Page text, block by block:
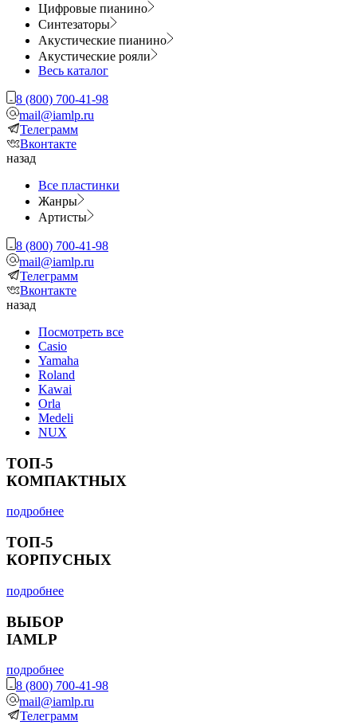
Цифровые пианино
Синтезаторы
Акустические пианино
Акустические рояли
Весь каталог
8 (800) 700-41-98
mail@iamlp.ru
Телеграмм
Вконтакте
назад
Все пластинки
Жанры
Артисты
8 (800) 700-41-98
mail@iamlp.ru
Телеграмм
Вконтакте
назад
Посмотреть все
Casio
Yamaha
Roland
Kawai
Orla
Medeli
NUX
ТОП-5
КОМПАКТНЫХ
подробнее
ТОП-5
КОРПУСНЫХ
подробнее
ВЫБОР
IAMLP
подробнее
8 (800) 700-41-98
mail@iamlp.ru
Телеграмм